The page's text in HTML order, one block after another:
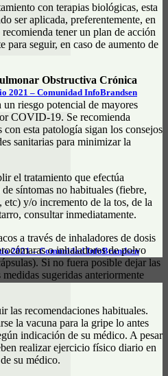
2021 – Comunidad InfoBrandsen
2021 – Comunidad InfoBrandsen
con terapias biológicas, esta
ser aplicada, preferentemente, en
tener un plan de acción
para seguir, en caso de aumento de
Obstructiva Crónica
riesgo potencial de mayores
COVID-19. Se recomienda
con esta patología sigan los consejos
sanitarias para minimizar la
el tratamiento que efectúa
síntomas no habituales (fiebre,
y/o incremento de la tos, de la
consultar inmediatamente.
a través de inhaladores de dosis
o inhaladores de polvo
Si no fuera posible dejar las
sugeridas anteriormente
las recomendaciones habituales.
la vacuna para la gripe lo antes
indicación de su médico. A pesar
realizar ejercicio físico diario en
su médico.